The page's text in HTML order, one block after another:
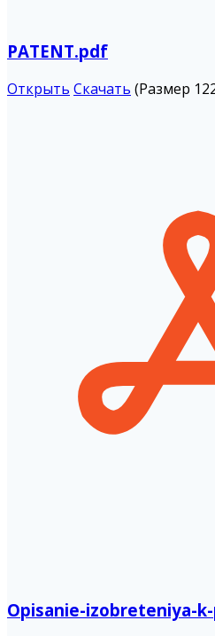
PATENT.pdf
Открыть Скачать (Размер
Opisanie-izobreteniya-